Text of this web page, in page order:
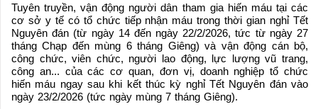
Tuyên truyền, vận động người dân tham gia hiến máu tại các
cơ sở y tế có tổ chức tiếp nhận máu trong thời gian nghỉ Tết
Nguyên đán (từ ngày 14 đến ngày 22/2/2026, tức từ ngày 27
tháng Chạp đến mùng 6 tháng Giêng) và vận động cán bộ,
công chức, viên chức, người lao động, lực lượng vũ trang,
công an... của các cơ quan, đơn vị, doanh nghiệp tổ chức
hiến máu ngay sau khi kết thúc kỳ nghỉ Tết Nguyên đán vào
ngày 23/2/2026 (tức ngày mùng 7 tháng Giêng).